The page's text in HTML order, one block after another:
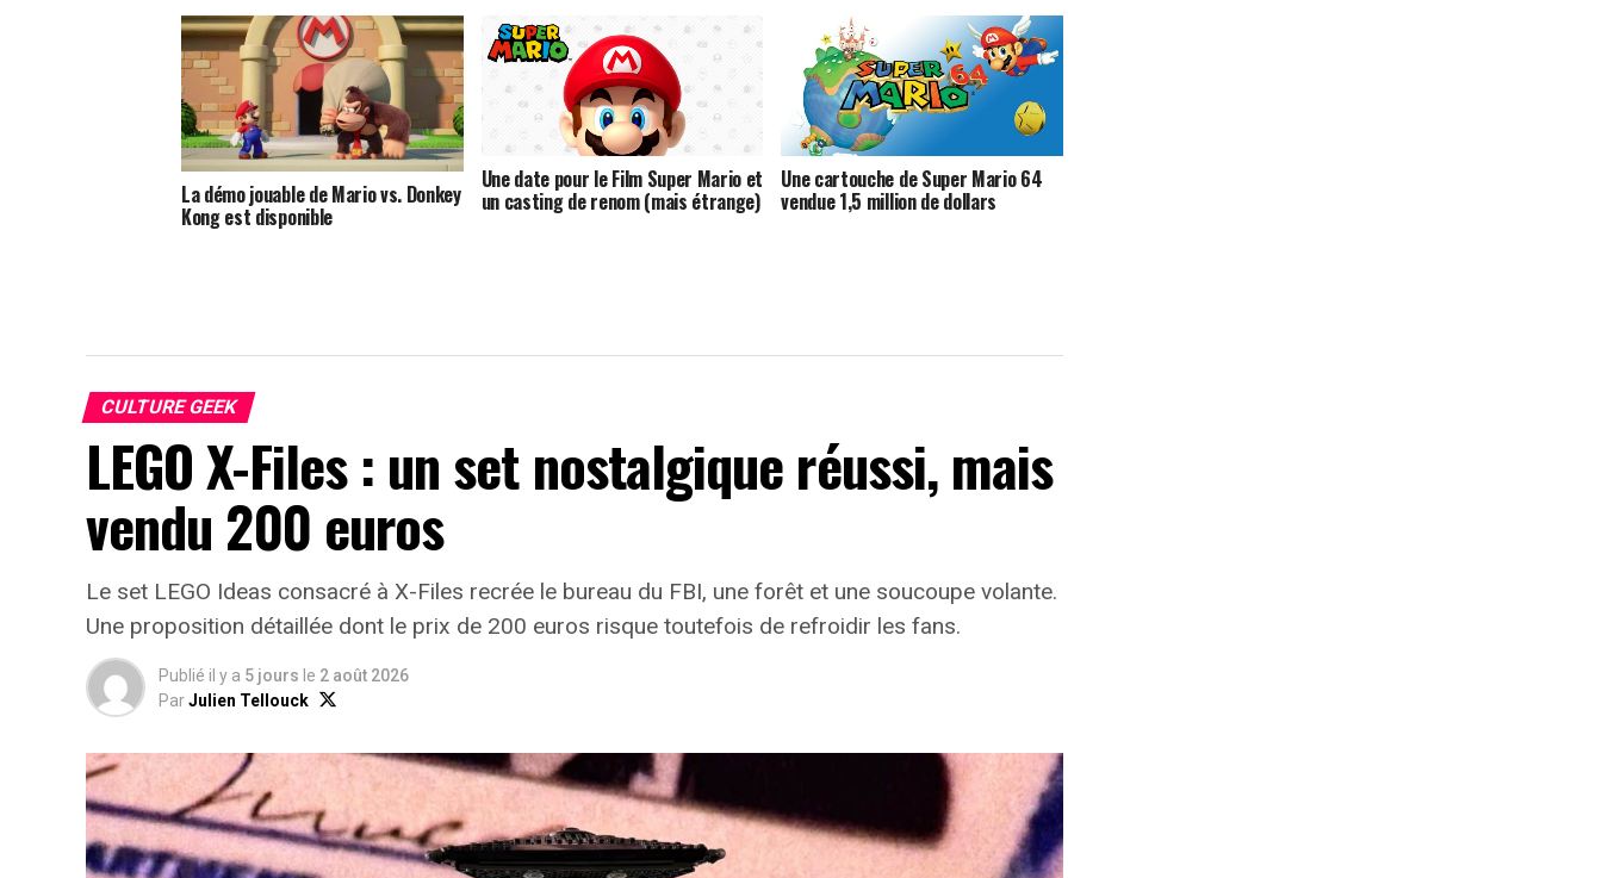
La démo jouable de Mario vs. Donkey
Kong est disponible
Une date pour le Film Super Mario et
un casting de renom (mais étrange)
Une cartouche de Super Mario 64
vendue 1,5 million de dollars
CULTURE GEEK
LEGO X-Files : un set nostalgique réussi, mais
vendu 200 euros
Le set LEGO Ideas consacré à X-Files recrée le bureau du FBI, une forêt et une soucoupe volante.
Une proposition détaillée dont le prix de 200 euros risque toutefois de refroidir les fans.
Publié il y a 5 jours le 2 août 2026
ParJulien Tellouck